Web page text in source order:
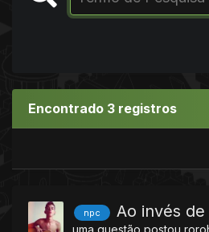
Encontrado 3 registros
npc Ao invés de
uma questão postou